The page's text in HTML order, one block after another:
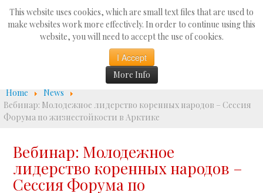
This website uses cookies, which are small text files that are used to
make websites work more effectively. In order to continue using this
website, you will need to accept the use of cookies.
I Accept
More Info
Search
...
Home
News
Вебинар: Молодежное лидерство коренных народов – Сессия
Форума по жизнестойкости в Арктике
Вебинар: Молодежное
лидерство коренных народов –
Сессия Форума по